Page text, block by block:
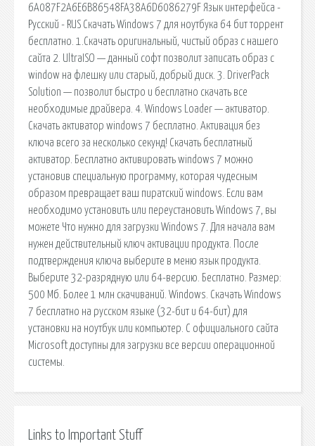
6A087F2A6E6B86548FA38A6D6086279F Язык интерфейса -
Русский - RUS Скачать Windows 7 для ноутбука 64 бит торрент
бесплатно. 1.Скачать оригинальный, чистый образ с нашего
сайта 2. UltraISO — данный софт позволит записать образ с
window на флешку или старый, добрый диск. 3. DriverPack
Solution — позволит быстро и бесплатно скачать все
необходимые драйвера. 4. Windows Loader — активатор.
Скачать активатор windows 7 бесплатно. Активация без
ключа всего за несколько секунд! Скачать бесплатный
активатор. Бесплатно активировать windows 7 можно
установив специальную программу, которая чудесным
образом превращает ваш пиратский windows. Если вам
необходимо установить или переустановить Windows 7, вы
можете Что нужно для загрузки Windows 7. Для начала вам
нужен действительный ключ активации продукта. После
подтверждения ключа выберите в меню язык продукта.
Выберите 32-разрядную или 64-версию. Бесплатно. Размер:
500 Мб. Более 1 млн скачиваний. Windows. Скачать Windows
7 бесплатно на русском языке (32-бит и 64-бит) для
установки на ноутбук или компьютер. С официального сайта
Microsoft доступны для загрузки все версии операционной
системы.
Links to Important Stuff